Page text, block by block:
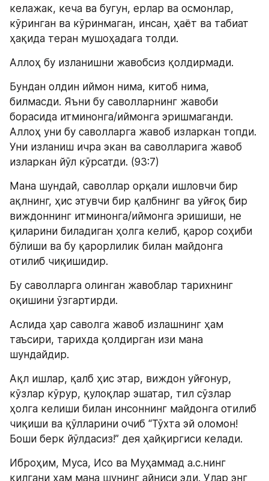
келажак, кеча ва бугун, ерлар ва осмонлар,
кўринган ва кўринмаган, инсан, ҳаёт ва табиат
ҳақида теран мушоҳадага толди.
Аллоҳ бу изланишни жавобсиз қолдирмади.
Бундан олдин иймон нима, китоб нима,
билмасди. Яъни бу саволларнинг жавоби
борасида итминонга/иймонга эришмаганди.
Аллоҳ уни бу саволларга жавоб изларкан топди.
Уни изланиш ичра экан ва саволларига жавоб
изларкан йўл кўрсатди. (93:7)
Мана шундай, саволлар орқали ишловчи бир
ақлнинг, ҳис этувчи бир қалбнинг ва уйғоқ бир
виждоннинг итминонга/иймонга эришиши, не
қиларини биладиган ҳолга келиб, қарор соҳиби
бўлиши ва бу қарорлилик билан майдонга
отилиб чиқишидир.
Бу саволларга олинган жавоблар тарихнинг
оқишини ўзгартирди.
Аслида ҳар саволга жавоб излашнинг ҳам
таъсири, тарихда қолдирган изи мана
шундайдир.
Ақл ишлар, қалб ҳис этар, виждон уйғонур,
кўзлар кўрур, қулоқлар эшатар, тил сўзлар
ҳолга келиши билан инсоннинг майдонга отилиб
чиқиши ва қўлларини очиб “Тўхта эй оломон!
Боши берк йўлдасиз!” дея ҳайқиргиси келади.
Иброҳим, Муса, Исо ва Муҳаммад а.с.нинг
қилгани ҳам мана шунинг айниси эди. Улар энг